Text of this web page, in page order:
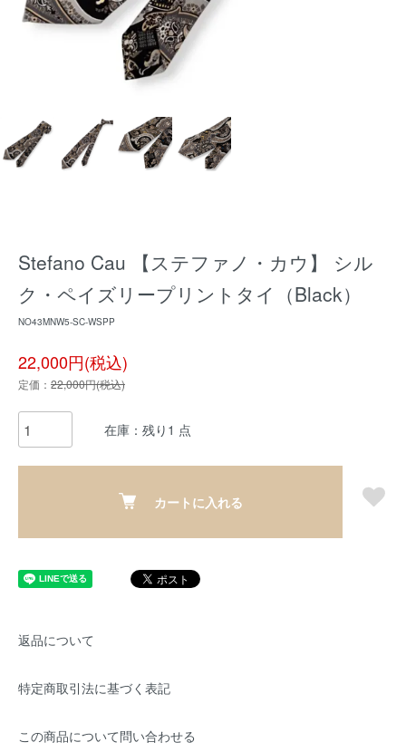
Stefano Cau 【ステファノ・カウ】 シル
ク・ペイズリープリントタイ（Black）
NO43MNW5-SC-WSPP
22,000円(税込)
定価： 22,000円(税込)
在庫：残り1 点
カートに入れる
返品について
特定商取引法に基づく表記
この商品について問い合わせる